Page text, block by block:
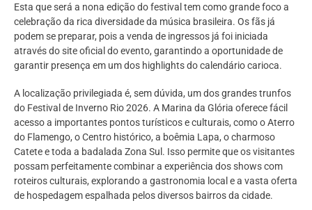
Esta que será a nona edição do festival tem como grande foco a
celebração da rica diversidade da música brasileira. Os fãs já
podem se preparar, pois a venda de ingressos já foi iniciada
através do site oficial do evento, garantindo a oportunidade de
garantir presença em um dos highlights do calendário carioca.
A localização privilegiada é, sem dúvida, um dos grandes trunfos
do Festival de Inverno Rio 2026. A Marina da Glória oferece fácil
acesso a importantes pontos turísticos e culturais, como o Aterro
do Flamengo, o Centro histórico, a boêmia Lapa, o charmoso
Catete e toda a badalada Zona Sul. Isso permite que os visitantes
possam perfeitamente combinar a experiência dos shows com
roteiros culturais, explorando a gastronomia local e a vasta oferta
de hospedagem espalhada pelos diversos bairros da cidade.